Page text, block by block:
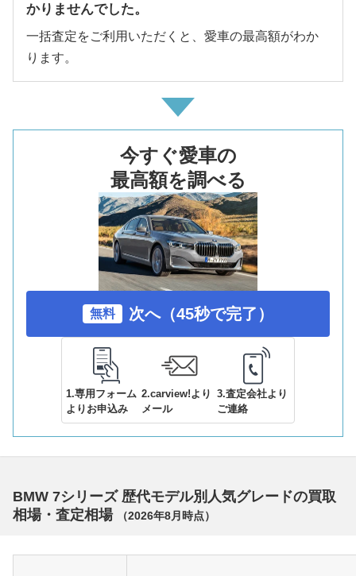
かりませんでした。
一括査定をご利用いただくと、愛車の最高額がわか
ります。
今すぐ愛車の
最高額を調べる
無料 次へ（45秒で完了）
1.専用フォーム
よりお申込み
2.carview!より
メール
3.査定会社より
ご連絡
BMW 7シリーズ 歴代モデル別人気グレードの買取
相場・査定相場
（2026年8月 時点）